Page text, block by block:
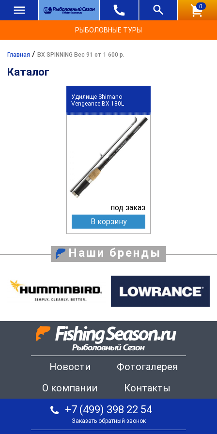
0
РЫБОЛОВНЫЕ ТУРЫ
Главная / BX SPINNING Вес 91 от 1 600 р.
Каталог
Удилище Shimano
Vengeance BX 180L
под заказ
В корзину
Наши бренды
Новости
Фотогалерея
О компании
Контакты
+7 (499) 398 22 54
Заказать обратный звонок